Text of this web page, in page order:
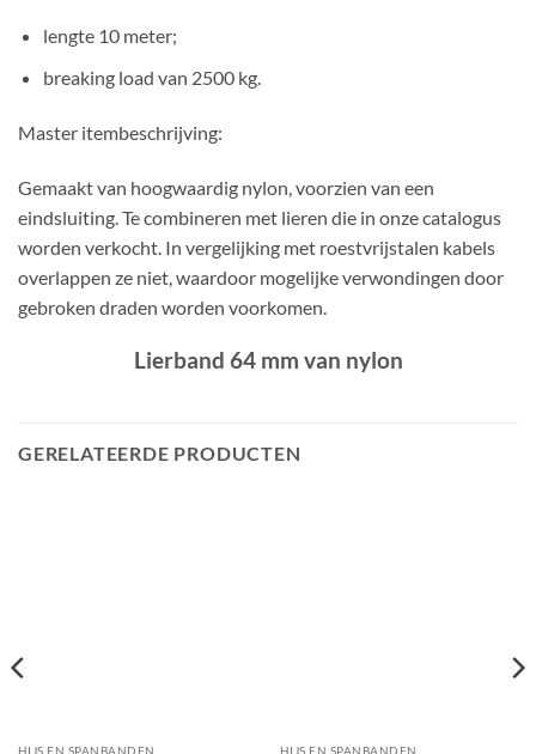
lengte 10 meter;
breaking load van 2500 kg.
Master itembeschrijving:
Gemaakt van hoogwaardig nylon, voorzien van een
eindsluiting. Te combineren met lieren die in onze catalogus
worden verkocht. In vergelijking met roestvrijstalen kabels
overlappen ze niet, waardoor mogelijke verwondingen door
gebroken draden worden voorkomen.
Lierband 64 mm van nylon
GERELATEERDE PRODUCTEN
HIJS EN SPANBANDEN HIJS EN SPANBANDEN